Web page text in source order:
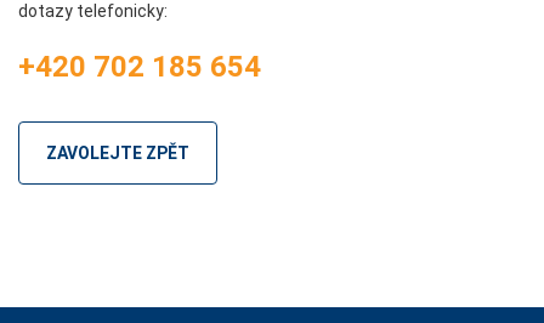
dotazy telefonicky:
+420 702 185 654
ZAVOLEJTE ZPĚT